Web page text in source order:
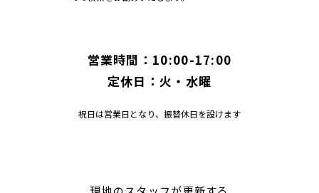
営業時間：10:00-17:00
定休日：火・水曜
祝日は営業日となり、振替休日を設けます